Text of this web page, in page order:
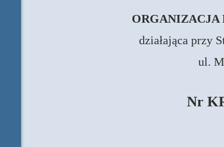
ORGANIZACJA
działająca przy
ul.
Nr